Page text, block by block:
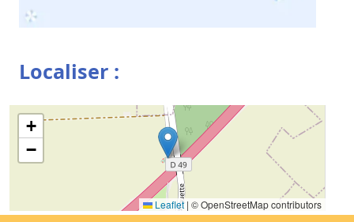
Localiser :
+
−
Leaflet | © OpenStreetMap contributors